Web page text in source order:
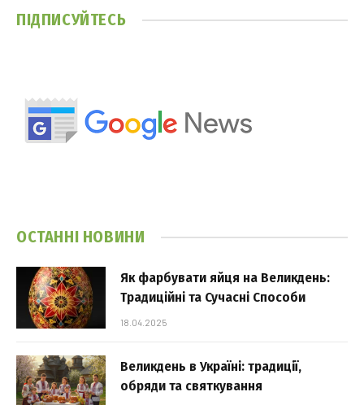
ПІДПИСУЙТЕСЬ
ОСТАННІ НОВИНИ
Як фарбувати яйця на Великдень:
Традиційні та Сучасні Способи
18.04.2025
Великдень в Україні: традиції,
обряди та святкування